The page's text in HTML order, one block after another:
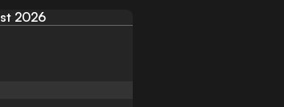
2026